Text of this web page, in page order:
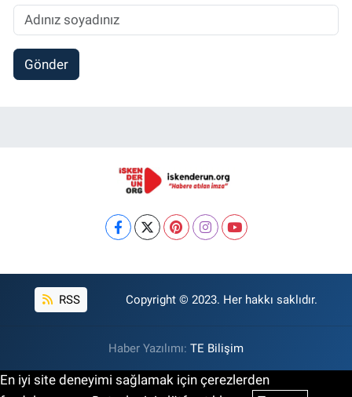
Gönder
RSS Copyright © 2023. Her hakkı saklıdır.
Haber Yazılımı: TE Bilişim
En iyi site deneyimi sağlamak için çerezlerden